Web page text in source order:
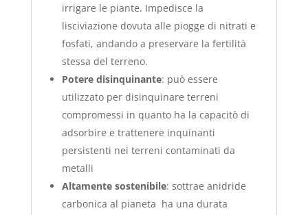
irrigare le piante. Impedisce la
lisciviazione dovuta alle piogge di nitrati e
fosfati, andando a preservare la fertilità
stessa del terreno.
Potere disinquinante: può essere
utilizzato per disinquinare terreni
compromessi in quanto ha la capacitò di
adsorbire e trattenere inquinanti
persistenti nei terreni contaminati da
metalli
Altamente sostenibile: sottrae anidride
carbonica al pianeta ha una durata